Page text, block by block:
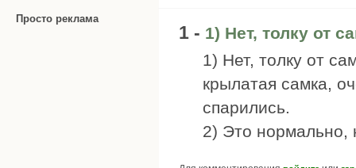
Просто реклама
1 - 1) Нет, толку от
1) Нет, толку от
крылатая самка,
спарились.
2) Это нормально,